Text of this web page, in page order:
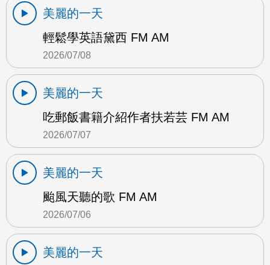
美麗的一天
輕鬆學英語黛西 FM AM
2026/07/08
美麗的一天
吃郵飯書籍介紹作者扶若芸 FM AM
2026/07/07
美麗的一天
颱風天聽的歌 FM AM
2026/07/06
美麗的一天